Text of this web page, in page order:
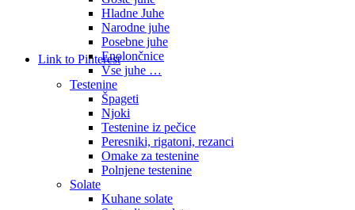
Link to Pinterest
Hladne Juhe
Narodne juhe
Posebne juhe
Enolončnice
Vse juhe …
Testenine
Špageti
Njoki
Testenine iz pečice
Peresniki, rigatoni, rezanci
Omake za testenine
Polnjene testenine
Solate
Kuhane solate